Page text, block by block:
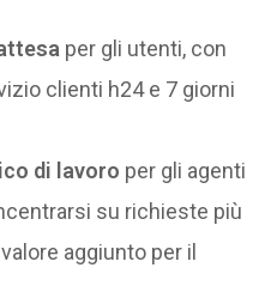
per gli utenti, con
clienti h24 e 7 giorni
di lavoro per gli agenti
su richieste più
aggiunto per il